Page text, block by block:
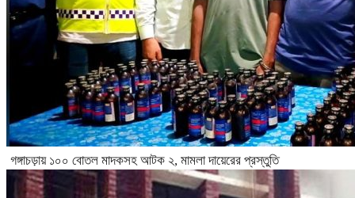
গঙ্গাচড়ায় ১০০ বোতল মাদকসহ আটক ২, মামলা দায়েরের প্রস্তুতি